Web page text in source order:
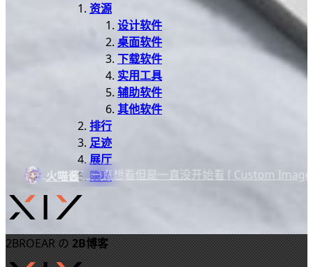
资源
设计软件
桌面软件
下载软件
实用工具
辅助软件
其他软件
排行
足迹
展厅
隐私
2BROEAR の 2B博客
火喵酱：一直想看但是一直没开始看 [ Custom Image ]